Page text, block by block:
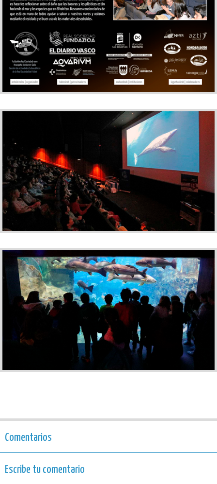
Comentarios
Escribe tu comentario